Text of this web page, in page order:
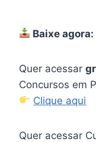
Baixe agora:
Quer acessar
Concursos em
Clique aqui
Quer acessar